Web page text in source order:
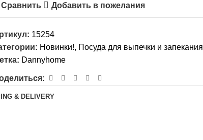
Сравнить
Добавить в пожелания
15254
Новинки!, Посуда для выпечки и запекания
Dannyhome
& DELIVERY